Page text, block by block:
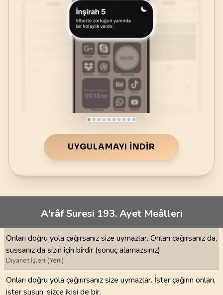
UYGULAMAYI İNDIR
A'râf Suresi 193. Ayet Meâlleri
Onları doğru yola çağırsanız size uymazlar. Onları çağırsanız da,
sussanız da sizin için birdir (sonuç alamazsınız).
Diyanet İşleri (Yeni)
Onları doğru yola çağırırsanız size uymazlar. İster çağırın onları,
ister susun, sizce ikisi de bir.